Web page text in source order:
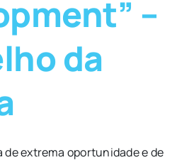
–
da
de extrema oportunidade e de